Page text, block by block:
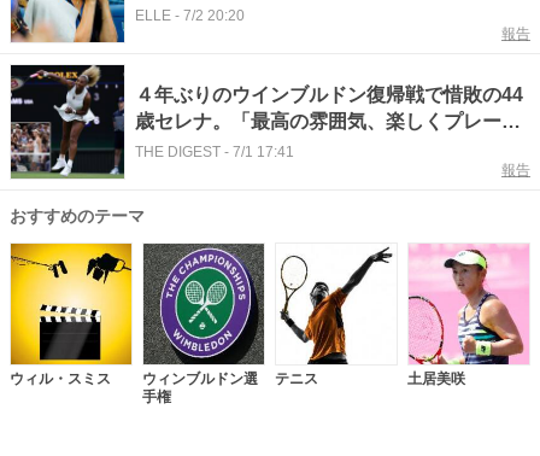
ブルドンで復活を祝福
ELLE - 7/2 20:20
報告
４年ぶりのウインブルドン復帰戦で惜敗の44
歳セレナ。「最高の雰囲気、楽しくプレーで
きた」と聖地を満喫！＜SMASH＞
THE DIGEST - 7/1 17:41
報告
おすすめのテーマ
ウィル・スミス
ウィンブルドン選
手権
テニス 土居美咲